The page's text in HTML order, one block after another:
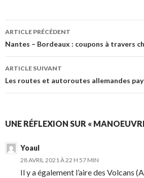
Navigation
des
articles
ARTICLE PRÉCÉDENT
Nantes – Bordeaux : coupons à travers
ARTICLE SUIVANT
Les routes et autoroutes allemandes
UNE RÉFLEXION SUR «
Yoaul
28 AVRIL 2021 À 22 H 57 MIN
Il y a également l’aire des Volcans